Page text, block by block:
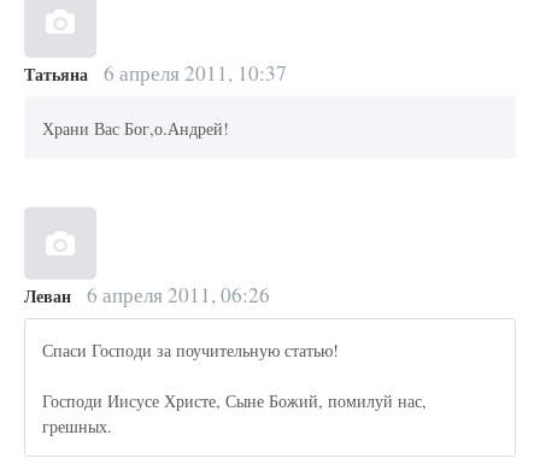
Татьяна 6 апреля 2011, 10:37
Храни Вас Бог,о.Андрей!
Леван 6 апреля 2011, 06:26
Спаси Господи за поучительную статью!
Господи Иисусе Христе, Сыне Божий, помилуй нас,
грешных.